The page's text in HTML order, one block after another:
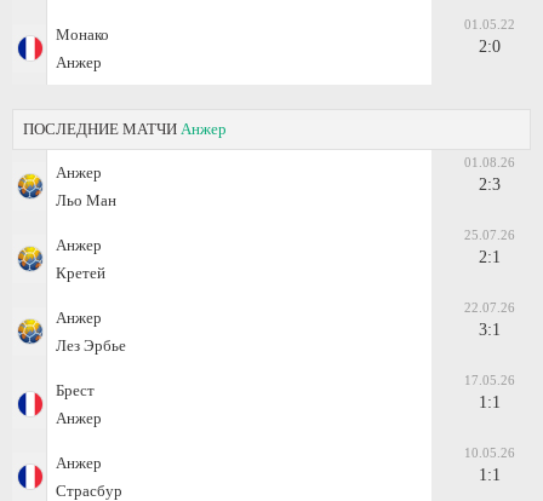
Монако
Анжер
01.05.22
2:0
ПОСЛЕДНИЕ МАТЧИ Анжер
Анжер
Льо Ман
01.08.26
2:3
Анжер
Кретей
25.07.26
2:1
Анжер
Лез Эрбье
22.07.26
3:1
Брест
Анжер
17.05.26
1:1
Анжер
Страсбур
10.05.26
1:1